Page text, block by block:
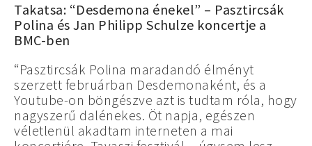
Takatsa: “Desdemona énekel” – Pasztircsák
Polina és Jan Philipp Schulze koncertje a
BMC-ben
“Pasztircsák Polina maradandó élményt
szerzett februárban Desdemonaként, és a
Youtube-on böngészve azt is tudtam róla, hogy
nagyszerű dalénekes. Öt napja, egészen
véletlenül akadtam interneten a mai